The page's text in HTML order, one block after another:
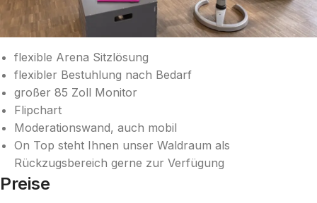
flexible Arena Sitzlösung
flexibler Bestuhlung nach Bedarf
großer 85 Zoll Monitor
Flipchart
Moderationswand, auch mobil
On Top steht Ihnen unser Waldraum als
Rückzugsbereich gerne zur Verfügung
Preise